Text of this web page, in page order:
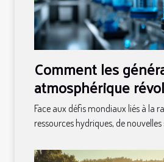
Comment les
atmosphérique
l'accès à l'eau
Face aux défis mondiaux liés à la
ressources hydriques, de nouvelles